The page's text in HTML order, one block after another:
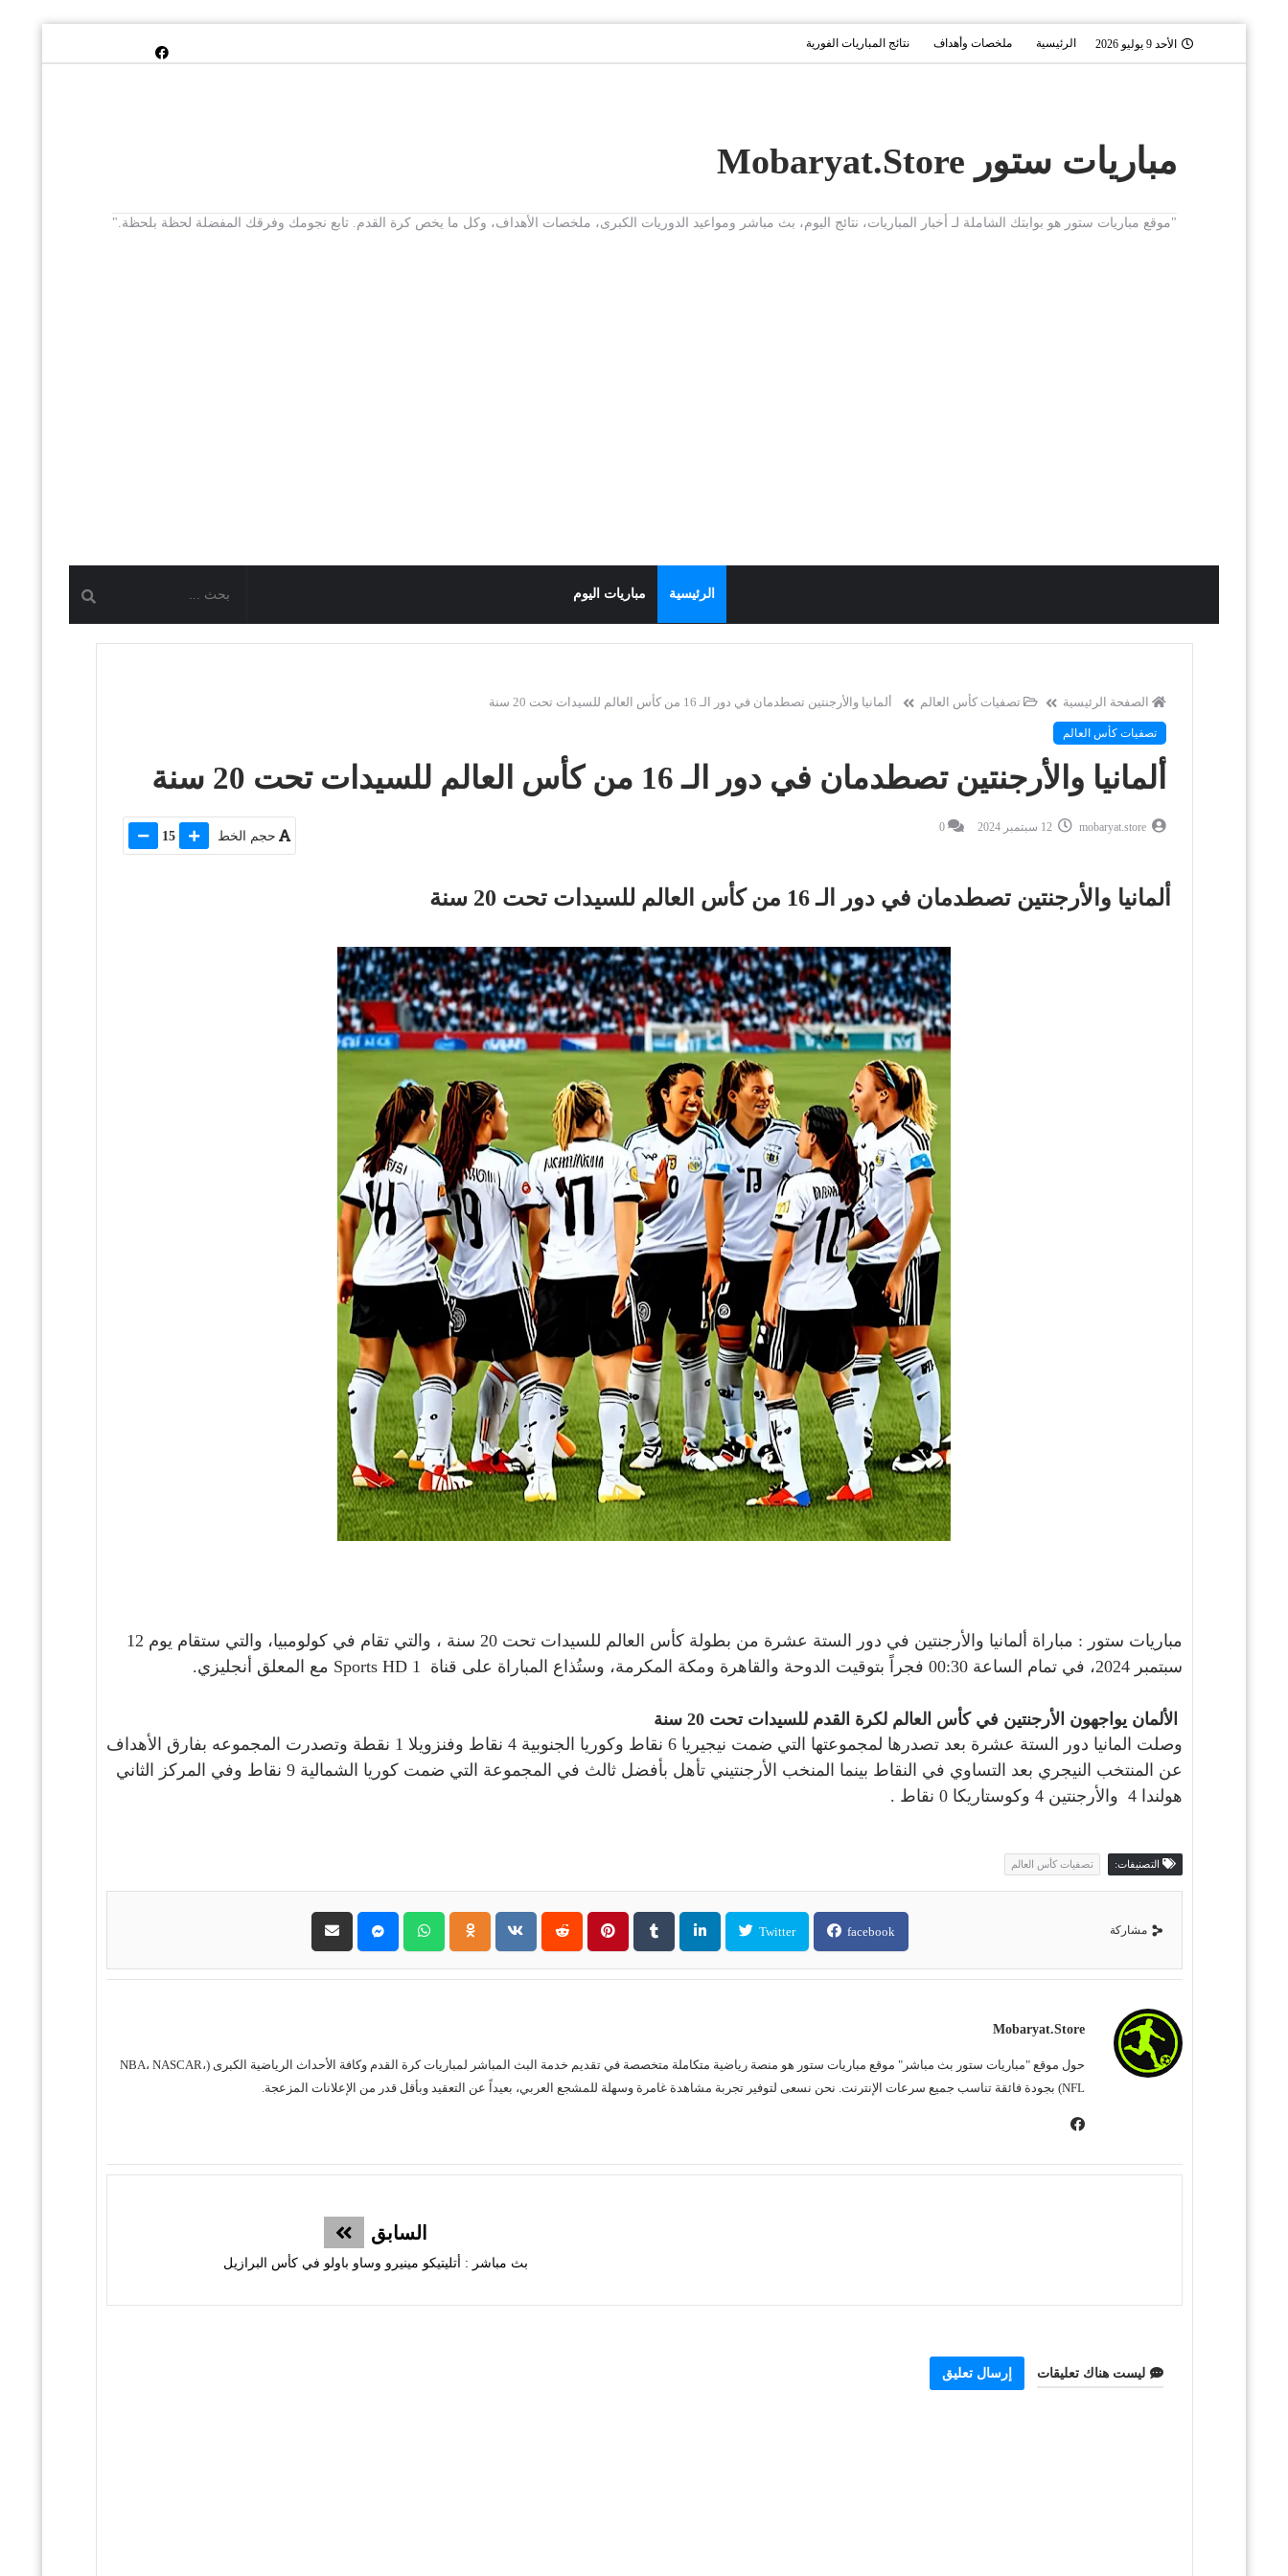
الأحد 9 يوليو 2026 الرئيسية ملخصات وأهداف نتائج المباريات الفورية
مباريات ستور Mobaryat.Store
"موقع مباريات ستور هو بوابتك الشاملة لـ أخبار المباريات، نتائج اليوم، بث مباشر ومواعيد الدوريات الكبرى، ملخصات الأهداف، وكل ما يخص كرة القدم. تابع نجومك وفرقك المفضلة لحظة بلحظة."
الرئيسية مباريات اليوم
الصفحة الرئيسية تصفيات كأس العالم ألمانيا والأرجنتين تصطدمان في دور الـ 16 من كأس العالم للسيدات تحت 20 سنة
تصفيات كأس العالم
ألمانيا والأرجنتين تصطدمان في دور الـ 16 من كأس العالم للسيدات تحت 20 سنة
mobaryat.store 12 سبتمبر 2024 0
حجم الخط 15
ألمانيا والأرجنتين تصطدمان في دور الـ 16 من كأس العالم للسيدات تحت 20 سنة
مباريات ستور : مباراة ألمانيا والأرجنتين في دور الستة عشرة من بطولة كأس العالم للسيدات تحت 20 سنة ، والتي تقام في كولومبيا ،
والتي ستقام يوم 12
سبتمبر 2024، في تمام الساعة 00:30 فجراً بتوقيت الدوحة والقاهرة ومكة المكرمة، وستُذاع المباراة على قناة Sports HD 1 مع المعلق أنجليزي.
الألمان يواجهون الأرجنتين في كأس العالم لكرة القدم للسيدات تحت 20 سنة
وصلت المانيا دور الستة عشرة بعد تصدرها لمجموعتها التي ضمت نيجيريا 6 نقاط وكوريا الجنوبية 4 نقاط وفنزويلا 1 نقطة وتصدرت المجموعه بفارق الأهداف
عن المنتخب النيجري بعد التساوي في النقاط بينما المنخب الأرجنتيني تأهل بأفضل ثالث في المجموعة التي ضمت كوريا الشمالية 9 نقاط وفي المركز الثاني
هولندا 4 والأرجنتين 4 وكوستاريكا 0 نقاط .
التصنيفات: تصفيات كأس العالم
مشاركة facebook
Twitter
Mobaryat.store
حول موقع "مباريات ستور بث مباشر" موقع مباريات ستور هو منصة رياضية متكاملة متخصصة في تقديم خدمة البث المباشر لمباريات كرة القدم وكافة الأحداث الرياضية الكبرى (NBA، NASCAR،
NFL) بجودة فائقة تناسب جميع سرعات الإنترنت. نحن نسعى لتوفير تجربة مشاهدة غامرة وسهلة للمشجع العربي، بعيداً عن التعقيد وبأقل قدر من الإعلانات المزعجة.
السابق
بث مباشر : أتليتيكو مينيرو وساو باولو في كأس البرازيل
ليست هناك تعليقات إرسال تعليق